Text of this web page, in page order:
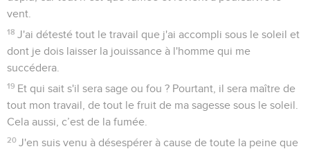
vent.
18 J'ai détesté tout le travail que j'ai accompli sous le soleil et
dont je dois laisser la jouissance à l'homme qui me
succédera.
19 Et qui sait s'il sera sage ou fou ? Pourtant, il sera maître de
tout mon travail, de tout le fruit de ma sagesse sous le soleil.
Cela aussi, c’est de la fumée.
20 J'en suis venu à désespérer à cause de toute la peine que